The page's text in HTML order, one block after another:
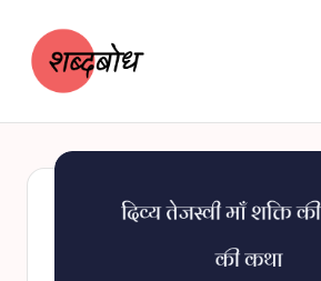
बो